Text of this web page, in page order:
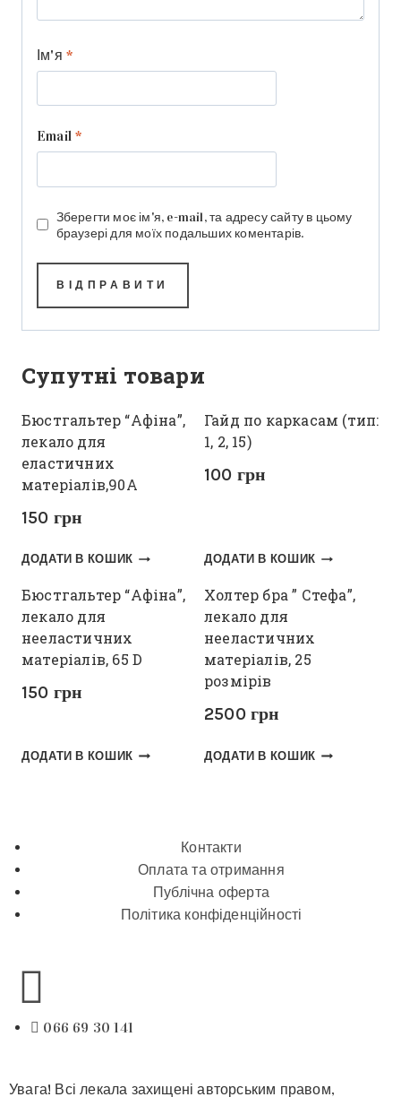
Ім'я *
Email*
Зберегти моє ім'я, e-mail, та адресу сайту в цьому
браузері для моїх подальших коментарів.
Супутні товари
Бюстгальтер “Афіна”,
лекало для
еластичних
матеріалів,90А
150 грн
ДОДАТИ В КОШИК
Гайд по каркасам (тип:
1, 2, 15)
100 грн
ДОДАТИ В КОШИК
Бюстгальтер “Афіна”,
лекало для
нееластичних
матеріалів, 65 D
150 грн
ДОДАТИ В КОШИК
Холтер бра ” Стефа”,
лекало для
нееластичних
матеріалів, 25
розмірів
2500 грн
ДОДАТИ В КОШИК
Контакти
Оплата та отримання
Публічна оферта
Політика конфіденційності
066 69 30 141
Увага! Всі лекала захищені авторським правом,